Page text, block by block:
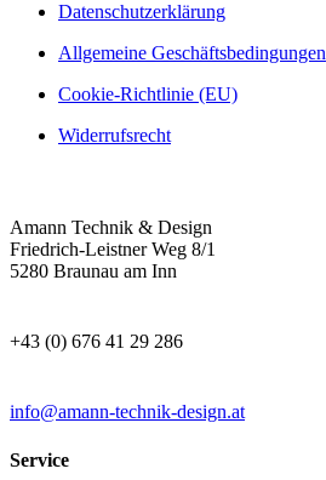
Datenschutzerklärung
Allgemeine Geschäftsbedingungen
Cookie-Richtlinie (EU)
Widerrufsrecht
Amann Technik & Design
Friedrich-Leistner Weg 8/1
5280 Braunau am Inn
+43 (0) 676 41 29 286
info@amann-technik-design.at
Service